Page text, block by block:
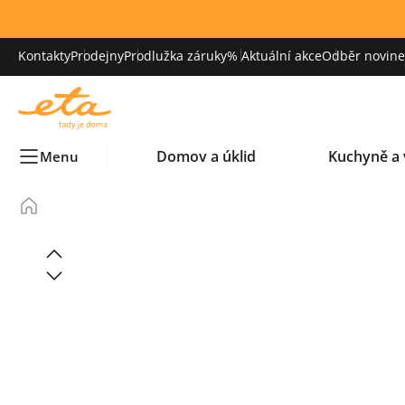
KontaktyProdejnyProdlužka záruky% Aktuální akceOdběr
Menu Domov a úklid Kuchyně